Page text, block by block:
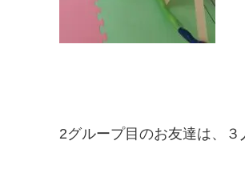
2グループ目のお友達は、